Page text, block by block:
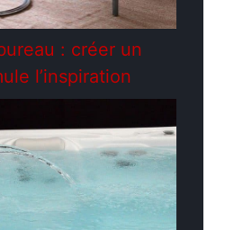
: créer un
l’inspiration